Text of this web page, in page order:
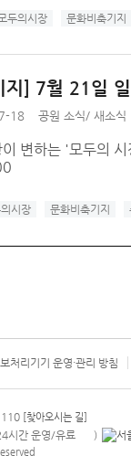
두의시장 문화비축기지
지] 7월 21일
18 공원 소식/ 새소식
변하는 '모두의
시장 문화비축기지
처리기기 운영·관리 방침
110 [찾아오시는 길]
시간 운영/유료 안내팝업
)